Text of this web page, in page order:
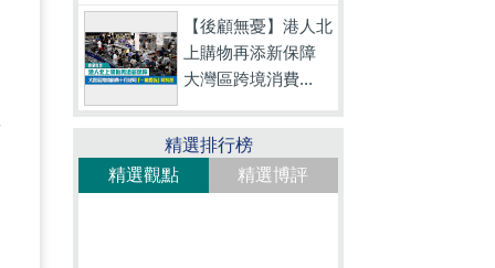
【後顧無憂】港人北
上購物再添新保障
大灣區跨境消費...
精選排行榜
精選觀點
精選博評